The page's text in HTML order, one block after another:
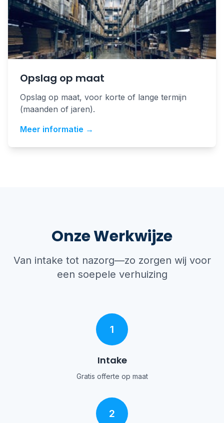
Opslag op maat
Opslag op maat, voor korte of lange termijn
(maanden of jaren).
Meer informatie →
Onze Werkwijze
Van intake tot nazorg—zo zorgen wij voor
een soepele verhuizing
1
Intake
Gratis offerte op maat
2